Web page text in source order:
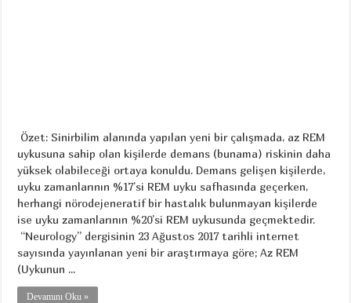
Özet: Sinirbilim alanında yapılan yeni bir çalışmada, az REM
uykusuna sahip olan kişilerde demans (bunama) riskinin daha
yüksek olabileceği ortaya konuldu. Demans gelişen kişilerde,
uyku zamanlarının %17’si REM uyku safhasında geçerken,
herhangi nörodejeneratif bir hastalık bulunmayan kişilerde
ise uyku zamanlarının %20’si REM uykusunda geçmektedir.
“Neurology” dergisinin 23 Ağustos 2017 tarihli internet
sayısında yayınlanan yeni bir araştırmaya göre; Az REM
(Uykunun ...
Devamını Oku »